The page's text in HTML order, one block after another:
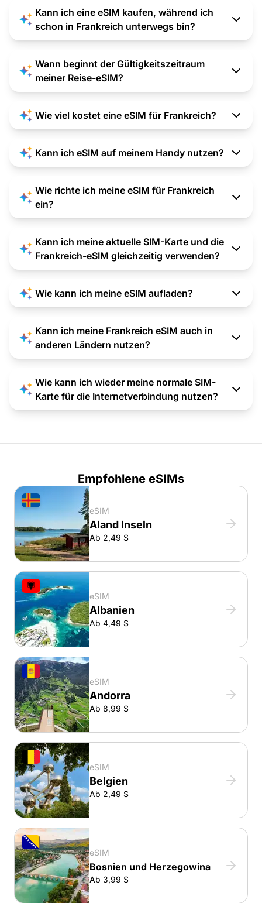
Kann ich eine eSIM kaufen, während ich
schon in Frankreich unterwegs bin?
Wann beginnt der Gültigkeitszeitraum
meiner Reise-eSIM?
Wie viel kostet eine eSIM für Frankreich?
Kann ich eSIM auf meinem Handy nutzen?
Wie richte ich meine eSIM für Frankreich
ein?
Kann ich meine aktuelle SIM-Karte und die
Frankreich-eSIM gleichzeitig verwenden?
Wie kann ich meine eSIM aufladen?
Kann ich meine Frankreich eSIM auch in
anderen Ländern nutzen?
Wie kann ich wieder meine normale SIM-
Karte für die Internetverbindung nutzen?
Empfohlene eSIMs
eSIM
Aland Inseln
Ab 2,49 $
eSIM
Albanien
Ab 4,49 $
eSIM
Andorra
Ab 8,99 $
eSIM
Belgien
Ab 2,49 $
eSIM
Bosnien und Herzegowina
Ab 3,99 $